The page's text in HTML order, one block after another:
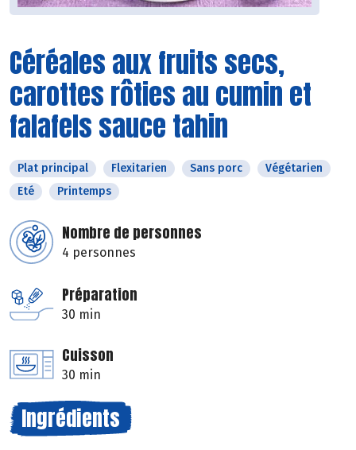
Céréales aux fruits secs,
carottes rôties au cumin et
falafels sauce tahin
Plat principal Flexitarien Sans porc
Végétarien
Eté
Printemps
Nombre de personnes
4 personnes
Préparation
30 min
Cuisson
30 min
Ingrédients